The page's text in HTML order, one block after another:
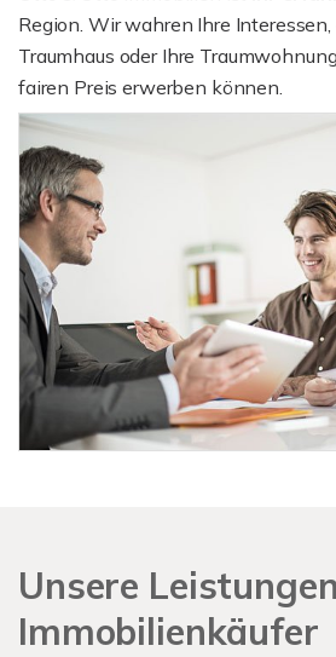
Region. Wir wahren Ihre
Traumhaus oder Ihre
fairen Preis erwerben können.
Unsere
Immobilienkäufer